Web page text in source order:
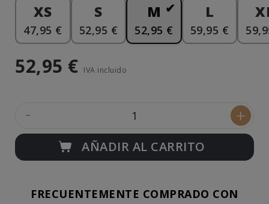
XS
47,95 €
S
52,95 €
M
52,95 €
L
59,95 €
52,95 € IVA incluido
- +
AÑADIR AL CARRITO
FRECUENTEMENTE COMPRADO CON